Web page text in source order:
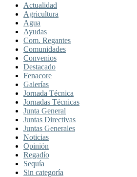
Actualidad
Agricultura
Agua
Ayudas
Com. Regantes
Comunidades
Convenios
Destacado
Fenacore
Galerías
Jornada Técnica
Jornadas Técnicas
Junta General
Juntas Directivas
Juntas Generales
Noticias
Opinión
Regadío
Sequía
Sin categoría